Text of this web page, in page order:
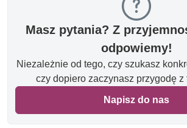
Masz pytania? Z
odpowiemy!
Niezależnie od tego, czy szukasz
czy dopiero zaczynasz przygodę z
Napisz do nas